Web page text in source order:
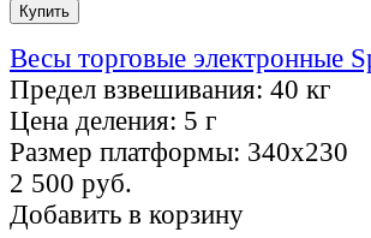
Весы торговые электронные
Предел взвешивания: 40 кг
Цена деления: 5 г
Размер платформы: 340х230
2 500 руб.
Добавить в корзину